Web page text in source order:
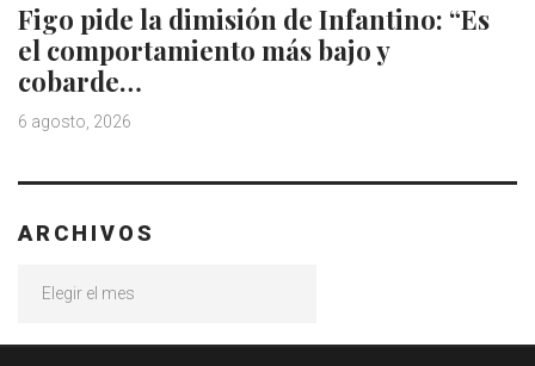
Figo pide la dimisión de Infantino: “Es
el comportamiento más bajo y
cobarde…
6 agosto, 2026
ARCHIVOS